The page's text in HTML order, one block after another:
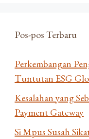
Pos-pos Terbaru
Perkembangan
Tuntutan ESG
Kesalahan yang
Payment Gateway
Si Mpus Susah